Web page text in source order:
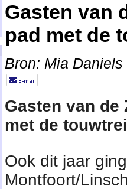
Gasten van
pad met de
Bron: Mia Daniels
Gasten van de
met de
Ook dit jaar
Montfoort/